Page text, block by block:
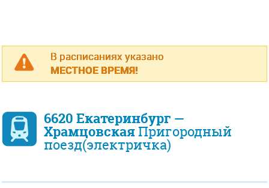
В расписаниях указано
МЕСТНОЕ ВРЕМЯ!
6620 Екатеринбург —
ХрамцовскаяПригородный
поезд(электричка)